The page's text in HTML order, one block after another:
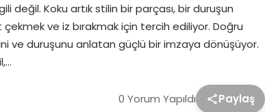
değil. Koku artık stilin bir parçası, bir duruşun
çekmek ve iz bırakmak için tercih ediliyor. Doğru
ve duruşunu anlatan güçlü bir imzaya dönüşüyor.
0 Yorum Yapıldı Paylaş